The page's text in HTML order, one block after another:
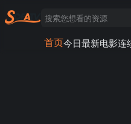
首页今日最新电影连